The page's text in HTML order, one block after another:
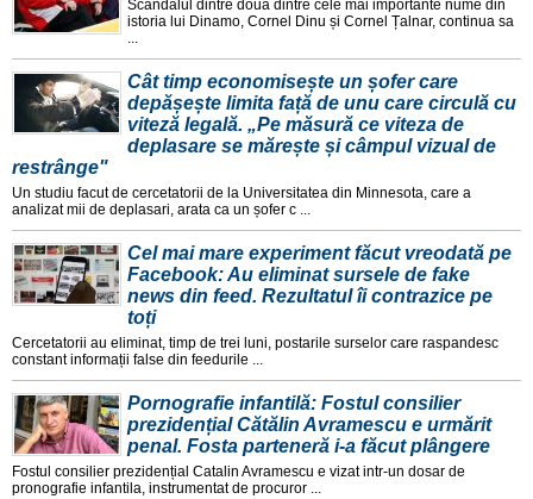
Scandalul dintre doua dintre cele mai importante nume din
istoria lui Dinamo, Cornel Dinu și Cornel Țalnar, continua sa
...
Cât timp economisește un șofer care
depășește limita față de unu care circulă cu
viteză legală. „Pe măsură ce viteza de
deplasare se mărește și câmpul vizual de
restrânge"
Un studiu facut de cercetatorii de la Universitatea din Minnesota, care a
analizat mii de deplasari, arata ca un șofer c ...
Cel mai mare experiment făcut vreodată pe
Facebook: Au eliminat sursele de fake
news din feed. Rezultatul îi contrazice pe
toți
Cercetatorii au eliminat, timp de trei luni, postarile surselor care raspandesc
constant informații false din feedurile ...
Pornografie infantilă: Fostul consilier
prezidențial Cătălin Avramescu e urmărit
penal. Fosta parteneră i-a făcut plângere
Fostul consilier prezidențial Catalin Avramescu e vizat intr-un dosar de
pronografie infantila, instrumentat de procuror ...